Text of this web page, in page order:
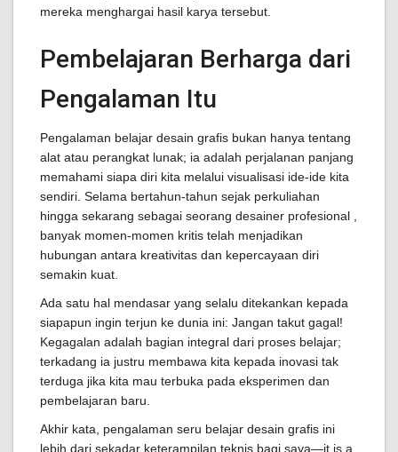
mereka menghargai hasil karya tersebut.
Pembelajaran Berharga dari
Pengalaman Itu
Pengalaman belajar desain grafis bukan hanya tentang
alat atau perangkat lunak; ia adalah perjalanan panjang
memahami siapa diri kita melalui visualisasi ide-ide kita
sendiri. Selama bertahun-tahun sejak perkuliahan
hingga sekarang sebagai seorang desainer profesional ,
banyak momen-momen kritis telah menjadikan
hubungan antara kreativitas dan kepercayaan diri
semakin kuat.
Ada satu hal mendasar yang selalu ditekankan kepada
siapapun ingin terjun ke dunia ini: Jangan takut gagal!
Kegagalan adalah bagian integral dari proses belajar;
terkadang ia justru membawa kita kepada inovasi tak
terduga jika kita mau terbuka pada eksperimen dan
pembelajaran baru.
Akhir kata, pengalaman seru belajar desain grafis ini
lebih dari sekadar keterampilan teknis bagi saya—it is a